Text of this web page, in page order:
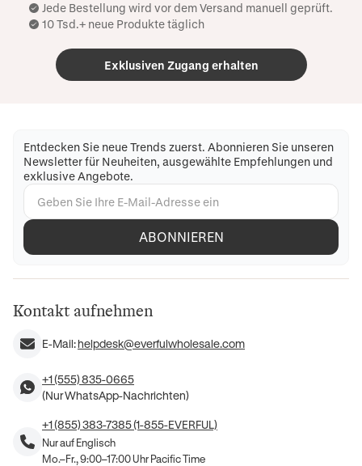
Jede Bestellung wird vor dem Versand manuell geprüft.
10 Tsd.+ neue Produkte täglich
Exklusiven Zugang erhalten
Entdecken Sie neue Trends zuerst. Abonnieren Sie unseren
Newsletter für Neuheiten, ausgewählte Empfehlungen und
exklusive Angebote.
ABONNIEREN
Kontakt aufnehmen
E-Mail:helpdesk@everfulwholesale.com
+1 (555) 835-0665
(Nur WhatsApp-Nachrichten)
+1 (855) 383-7385 (1-855-EVERFUL)
Nur auf Englisch
Mo.–Fr., 9:00–17:00 Uhr Pacific Time